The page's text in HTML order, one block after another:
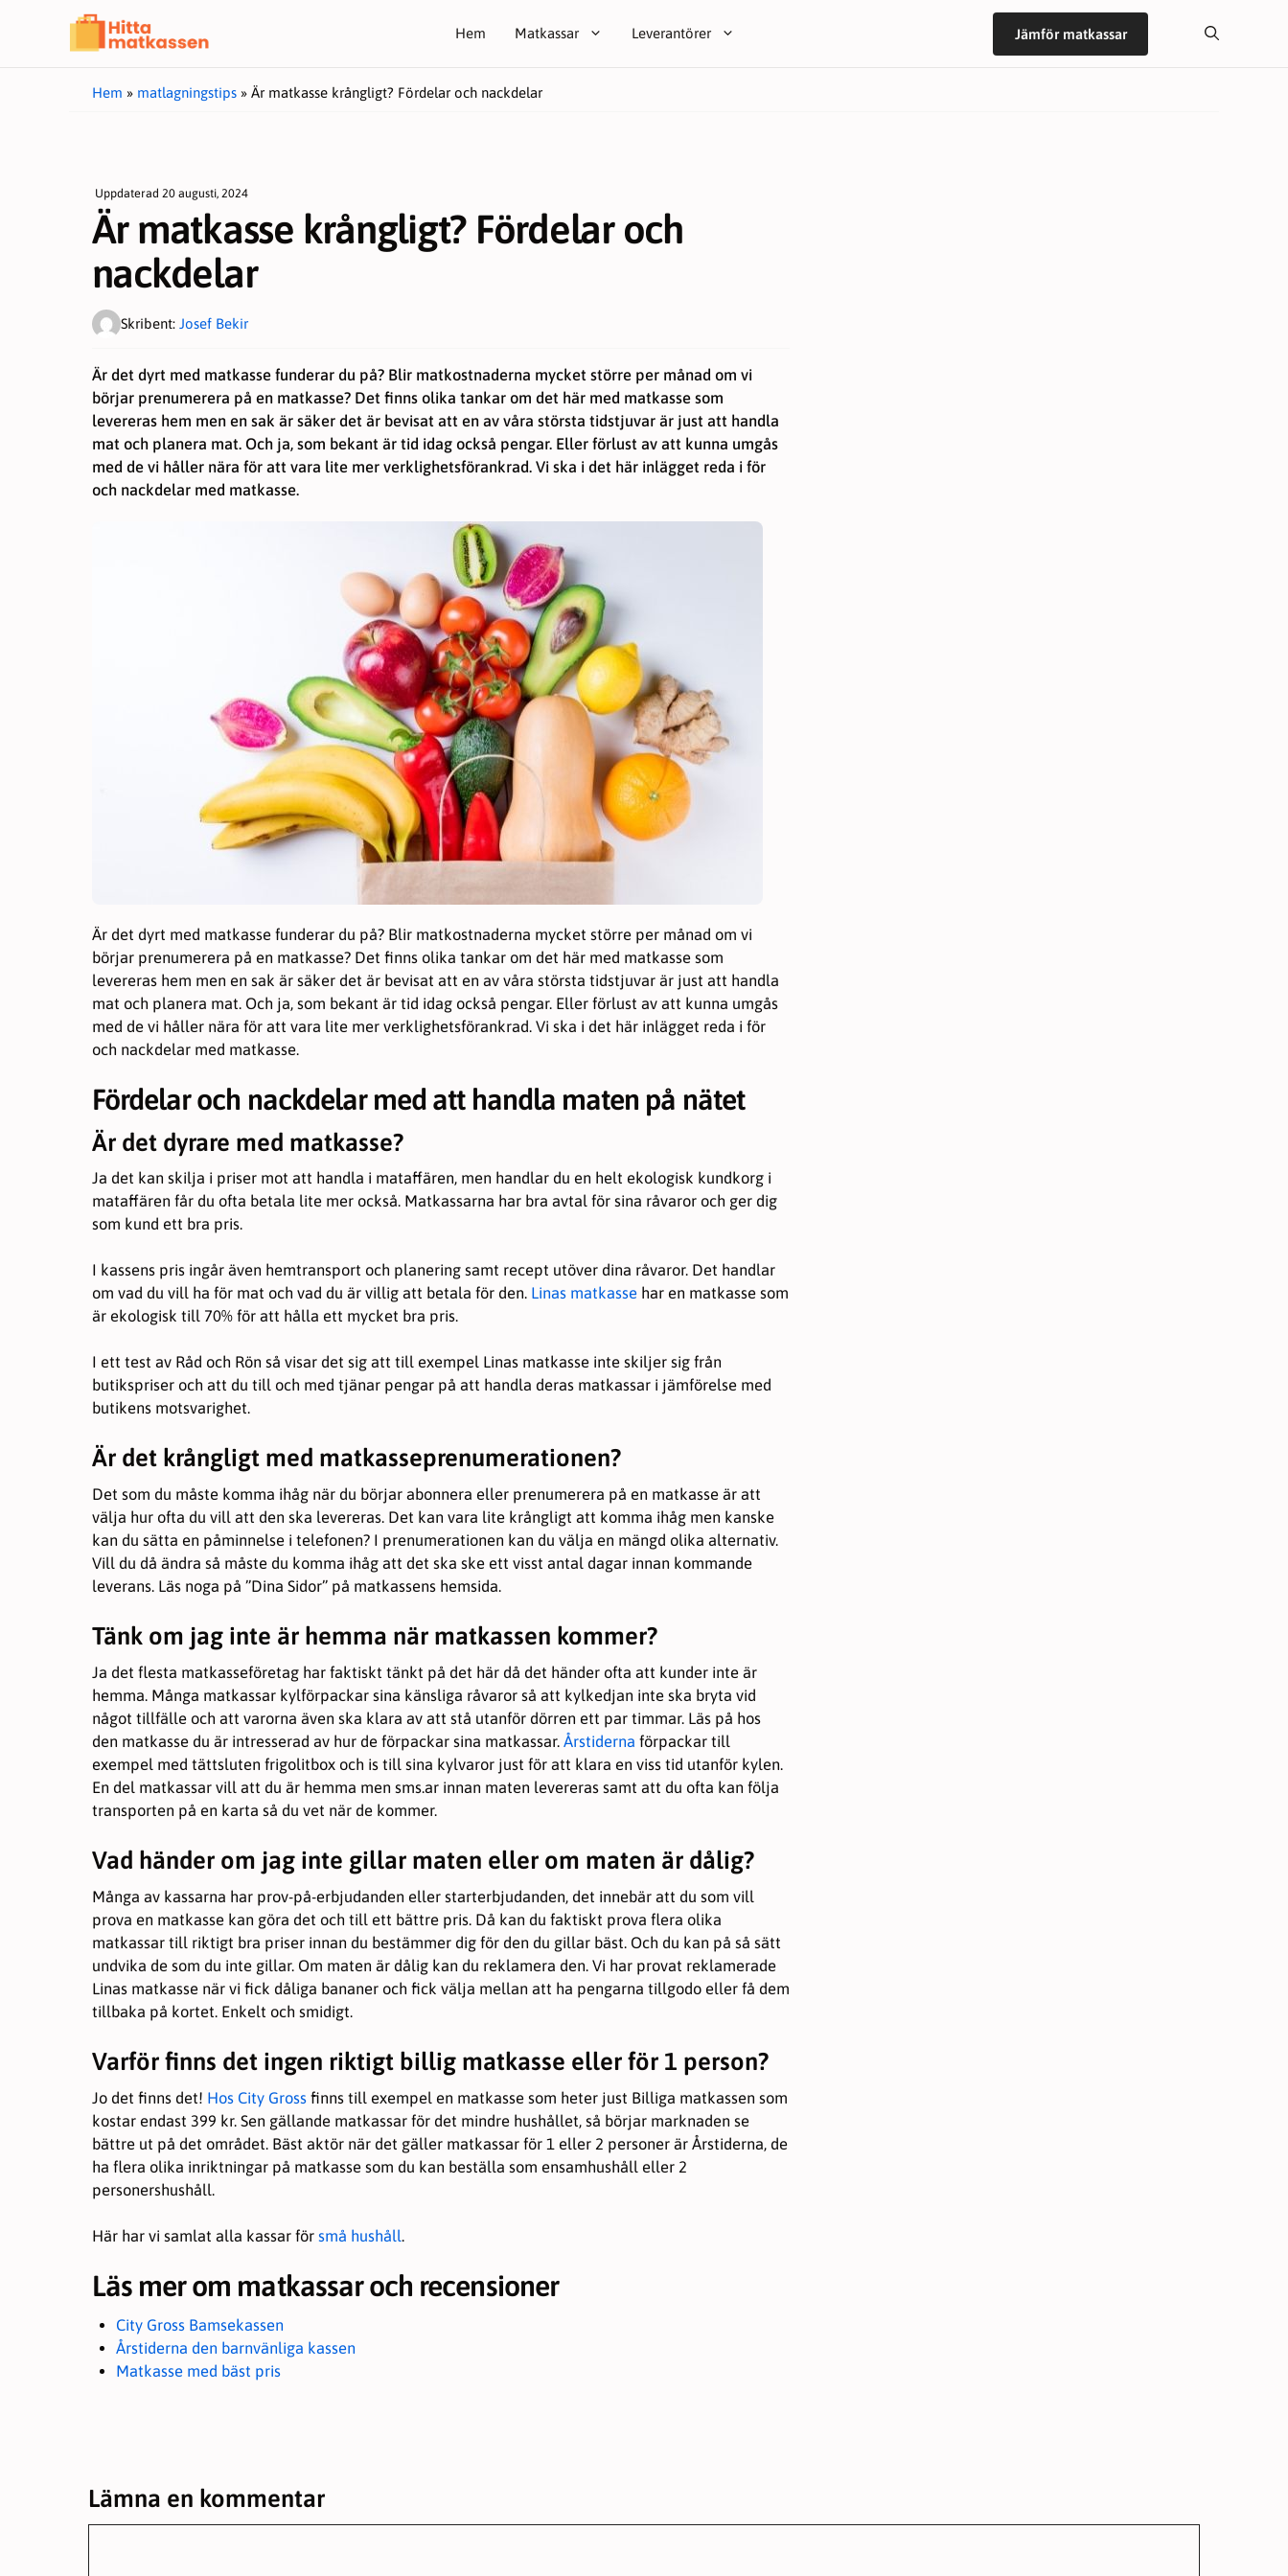
Hem Matkassar Leverantörer Jämför matkassar
Hem » matlagningstips » Är matkasse krångligt? Fördelar och nackdelar
Uppdaterad 20 augusti, 2024
Är matkasse krångligt? Fördelar och
nackdelar
Skribent: Josef Bekir
Är det dyrt med matkasse funderar du på? Blir matkostnaderna mycket större per månad om vi
börjar prenumerera på en matkasse? Det finns olika tankar om det här med matkasse som
levereras hem men en sak är säker det är bevisat att en av våra största tidstjuvar är just att handla
mat och planera mat. Och ja, som bekant är tid idag också pengar. Eller förlust av att kunna umgås
med de vi håller nära för att vara lite mer verklighetsförankrad. Vi ska i det här inlägget reda i för
och nackdelar med matkasse.
Är det dyrt med matkasse funderar du på? Blir matkostnaderna mycket större per månad om vi
börjar prenumerera på en matkasse? Det finns olika tankar om det här med matkasse som
levereras hem men en sak är säker det är bevisat att en av våra största tidstjuvar är just att handla
mat och planera mat. Och ja, som bekant är tid idag också pengar. Eller förlust av att kunna umgås
med de vi håller nära för att vara lite mer verklighetsförankrad. Vi ska i det här inlägget reda i för
och nackdelar med matkasse.
Fördelar och nackdelar med att handla maten på nätet
Är det dyrare med matkasse?
Ja det kan skilja i priser mot att handla i mataffären, men handlar du en helt ekologisk kundkorg i
mataffären får du ofta betala lite mer också. Matkassarna har bra avtal för sina råvaror och ger dig
som kund ett bra pris.
I kassens pris ingår även hemtransport och planering samt recept utöver dina råvaror. Det handlar
om vad du vill ha för mat och vad du är villig att betala för den. Linas matkassehar en matkasse som
är ekologisk till 70% för att hålla ett mycket bra pris.
I ett test av Råd och Rön så visar det sig att till exempel Linas matkasse inte skiljer sig från
butikspriser och att du till och med tjänar pengar på att handla deras matkassar i jämförelse med
butikens motsvarighet.
Är det krångligt med matkasseprenumerationen?
Det som du måste komma ihåg när du börjar abonnera eller prenumerera på en matkasse är att
välja hur ofta du vill att den ska levereras. Det kan vara lite krångligt att komma ihåg men kanske
kan du sätta en påminnelse i telefonen? I prenumerationen kan du välja en mängd olika alternativ.
Vill du då ändra så måste du komma ihåg att det ska ske ett visst antal dagar innan kommande
leverans. Läs noga på ”Dina Sidor” på matkassens hemsida.
Tänk om jag inte är hemma när matkassen kommer?
Ja det flesta matkasseföretag har faktiskt tänkt på det här då det händer ofta att kunder inte är
hemma. Många matkassar kylförpackar sina känsliga råvaror så att kylkedjan inte ska bryta vid
något tillfälle och att varorna även ska klara av att stå utanför dörren ett par timmar. Läs på hos
den matkasse du är intresserad av hur de förpackar sina matkassar. Årstiderna förpackar till
exempel med tättsluten frigolitbox och is till sina kylvaror just för att klara en viss tid utanför kylen.
En del matkassar vill att du är hemma men sms.ar innan maten levereras samt att du ofta kan följa
transporten på en karta så du vet när de kommer.
Vad händer om jag inte gillar maten eller om maten är dålig?
Många av kassarna har prov-på-erbjudanden eller starterbjudanden, det innebär att du som vill
prova en matkasse kan göra det och till ett bättre pris. Då kan du faktiskt prova flera olika
matkassar till riktigt bra priser innan du bestämmer dig för den du gillar bäst. Och du kan på så sätt
undvika de som du inte gillar. Om maten är dålig kan du reklamera den. Vi har provat reklamerade
Linas matkasse när vi fick dåliga bananer och fick välja mellan att ha pengarna tillgodo eller få dem
tillbaka på kortet. Enkelt och smidigt.
Varför finns det ingen riktigt billig matkasse eller för 1 person?
Jo det finns det! Hos City Grossfinns till exempel en matkasse som heter just Billiga matkassen som
kostar endast 399 kr. Sen gällande matkassar för det mindre hushållet, så börjar marknaden se
bättre ut på det området. Bäst aktör när det gäller matkassar för 1 eller 2 personer är Årstiderna, de
ha flera olika inriktningar på matkasse som du kan beställa som ensamhushåll eller 2
personershushåll.
Här har vi samlat alla kassar försmå hushåll.
Läs mer om matkassar och recensioner
City Gross Bamsekassen
Årstiderna den barnvänliga kassen
Matkasse med bäst pris
Lämna en kommentar
För att vi ska
hemsidans
uppbyggnad,
baserat på
Upplevelse
hemsida ska
prestera så
ditt besök.
Om du nekar
funktionalitet
att försvinna
hemsidan.
Marknadsföring
Genom att dela
med dig av dina
intressen och ditt
beteende när du
surfar ökar du
chansen att få se
och erbjudanden.